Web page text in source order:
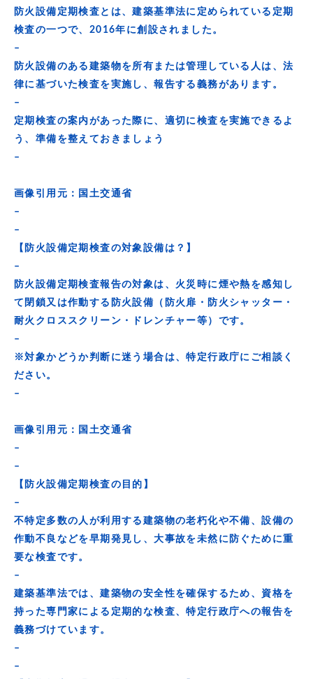
防火設備定期検査とは、建築基準法に定められている定期
検査の一つで、2016年に創設されました。
–
防火設備のある建築物を所有または管理している人は、法
律に基づいた検査を実施し、報告する義務があります。
–
定期検査の案内があった際に、適切に検査を実施できるよ
う、準備を整えておきましょう
–
画像引用元：国土交通省
–
–
【防火設備定期検査の対象設備は？】
–
防火設備定期検査報告の対象は、火災時に煙や熱を感知し
て閉鎖又は作動する防火設備（防火扉・防火シャッター・
耐火クロススクリーン・ドレンチャー等）です。
–
※対象かどうか判断に迷う場合は、特定行政庁にご相談く
ださい。
–
画像引用元：国土交通省
–
–
【防火設備定期検査の目的】
–
不特定多数の人が利用する建築物の老朽化や不備、設備の
作動不良などを早期発見し、大事故を未然に防ぐために重
要な検査です。
–
建築基準法では、建築物の安全性を確保するため、資格を
持った専門家による定期的な検査、特定行政庁への報告を
義務づけています。
–
–